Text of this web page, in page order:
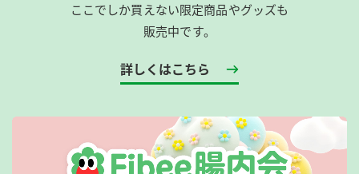
ここでしか買えない限定商品やグッズも
販売中です。
詳しくはこちら